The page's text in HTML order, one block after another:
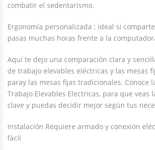
combatir el sedentarismo.
Ergonomía personalizada : ideal si
pasas muchas horas frente a la
Aquí te dejo una comparación clara y
de trabajo elevables eléctricas y las mesas
paray las mesas fijas tradicionales. Conoce
Trabajo Elevables Electricas, para que veas
clave y puedas decidir mejor según tus
Instalación Requiere armado y conexión
fácil